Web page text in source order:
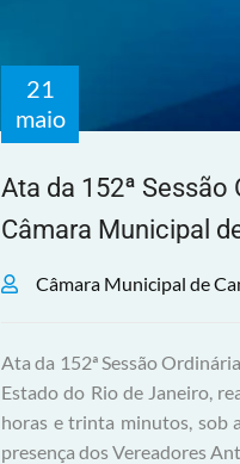
21
maio
Ata da 152ª
Câmara Municipal
Câmara Municipal de
Ata da 152ª Sessão
Estado do Rio de Janeiro,
horas e trinta minutos, sob
presença dos Vereadores